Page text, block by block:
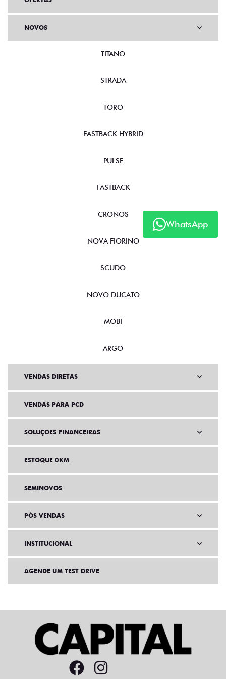
WhatsApp
NOVOS
TITANO
STRADA
TORO
FASTBACK HYBRID
PULSE
FASTBACK
CRONOS
NOVA FIORINO
SCUDO
NOVO DUCATO
MOBI
ARGO
VENDAS DIRETAS
VENDAS PARA PCD
SOLUÇÕES FINANCEIRAS
ESTOQUE 0KM
SEMINOVOS
PÓS VENDAS
INSTITUCIONAL
AGENDE UM TEST DRIVE